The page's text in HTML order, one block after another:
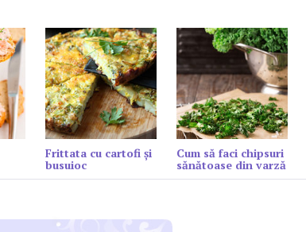
Frittata cu cartofi și
busuioc
Cum să faci chipsuri
sănătoase din varză